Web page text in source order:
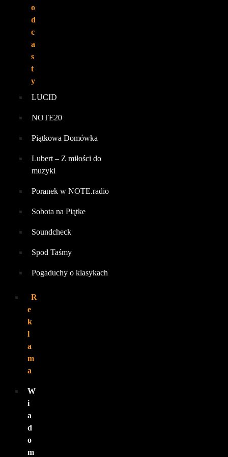
o
d
c
a
s
t
y
LUCID
NOTE20
Piątkowa Domówka
Lubert – Z miłości do
muzyki
Poranek w NOTE.radio
Sobota na Piątke
Soundcheck
Spod Taśmy
Pogaduchy o klasykach
R
e
k
l
a
m
a
W
i
a
d
o
m